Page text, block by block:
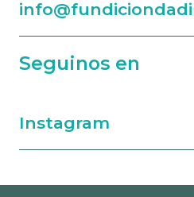
Seguinos en
Instagram